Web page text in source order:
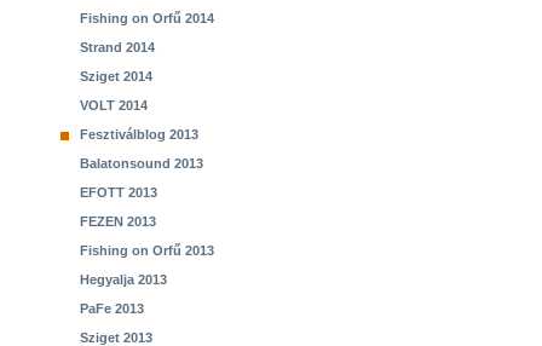
Fishing on Orfű 2014
Strand 2014
Sziget 2014
VOLT 2014
Fesztiválblog 2013
Balatonsound 2013
EFOTT 2013
FEZEN 2013
Fishing on Orfű 2013
Hegyalja 2013
PaFe 2013
Sziget 2013